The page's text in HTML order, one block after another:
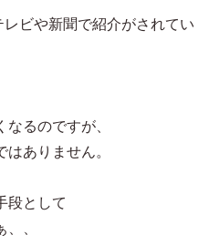
ビや新聞で紹介がされてい
るのですが、
ありません。
段として
、